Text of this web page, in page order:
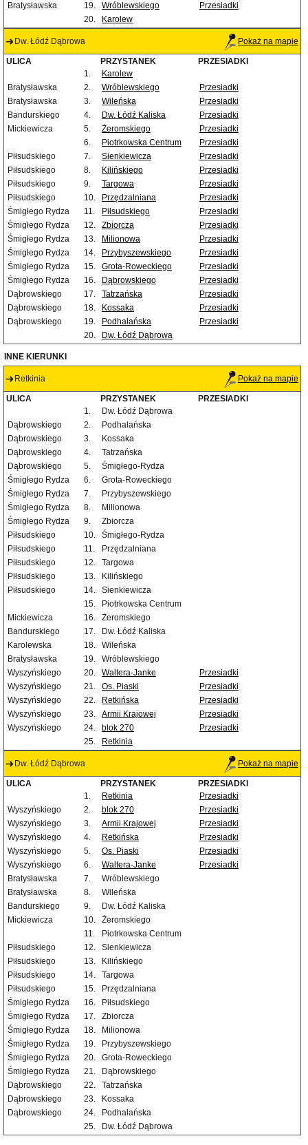
Bratysławska
19. Wróblewskiego
Przesiadki
20.
Karolew
Dw. Łódź Dąbrowa Pokaż na mapie
ULICA PRZYSTANEK
PRZESIADKI
1.
Karolew
Bratysławska
2. Wróblewskiego
Przesiadki
Bratysławska
3. Wileńska
Przesiadki
Bandurskiego
4. Dw. Łódź Kaliska
Przesiadki
Mickiewicza
5. Żeromskiego
Przesiadki
6.
Piotrkowska Centrum
Przesiadki
Piłsudskiego
7. Sienkiewicza
Przesiadki
Piłsudskiego
8. Kilińskiego
Przesiadki
Piłsudskiego
9. Targowa
Przesiadki
Piłsudskiego
10. Przędzalniana
Przesiadki
Śmigłego Rydza
11. Piłsudskiego
Przesiadki
Śmigłego Rydza
12. Zbiorcza
Przesiadki
Śmigłego Rydza
13. Milionowa
Przesiadki
Śmigłego Rydza
14. Przybyszewskiego
Przesiadki
Śmigłego Rydza
15. Grota-Roweckiego
Przesiadki
Śmigłego Rydza
16. Dąbrowskiego
Przesiadki
Dąbrowskiego
17. Tatrzańska
Przesiadki
Dąbrowskiego
18. Kossaka
Przesiadki
Dąbrowskiego
19. Podhalańska
Przesiadki
20.
Dw. Łódź Dąbrowa
INNE KIERUNKI
Retkinia Pokaż na mapie
ULICA PRZYSTANEK
PRZESIADKI
1.
Dw. Łódź Dąbrowa
Dąbrowskiego
2.
Podhalańska
Dąbrowskiego
3.
Kossaka
Dąbrowskiego
4.
Tatrzańska
Dąbrowskiego
5.
Śmigłego-Rydza
Śmigłego Rydza
6.
Grota-Roweckiego
Śmigłego Rydza
7.
Przybyszewskiego
Śmigłego Rydza
8.
Milionowa
Śmigłego Rydza
9.
Zbiorcza
Piłsudskiego
10.
Śmigłego-Rydza
Piłsudskiego
11.
Przędzalniana
Piłsudskiego
12.
Targowa
Piłsudskiego
13.
Kilińskiego
Piłsudskiego
14.
Sienkiewicza
15.
Piotrkowska Centrum
Mickiewicza
16.
Żeromskiego
Bandurskiego
17.
Dw. Łódź Kaliska
Karolewska
18.
Wileńska
Bratysławska
19.
Wróblewskiego
Wyszyńskiego
20. Waltera-Janke
Przesiadki
Wyszyńskiego
21. Os. Piaski
Przesiadki
Wyszyńskiego
22. Retkińska
Przesiadki
Wyszyńskiego
23. Armii Krajowej
Przesiadki
Wyszyńskiego
24. blok 270
Przesiadki
25.
Retkinia
Dw. Łódź Dąbrowa Pokaż na mapie
ULICA PRZYSTANEK
PRZESIADKI
1.
Retkinia
Przesiadki
Wyszyńskiego
2. blok 270
Przesiadki
Wyszyńskiego
3. Armii Krajowej
Przesiadki
Wyszyńskiego
4. Retkińska
Przesiadki
Wyszyńskiego
5. Os. Piaski
Przesiadki
Wyszyńskiego
6. Waltera-Janke
Przesiadki
Bratysławska
7.
Wróblewskiego
Bratysławska
8.
Wileńska
Bandurskiego
9.
Dw. Łódź Kaliska
Mickiewicza
10.
Żeromskiego
11.
Piotrkowska Centrum
Piłsudskiego
12.
Sienkiewicza
Piłsudskiego
13.
Kilińskiego
Piłsudskiego
14.
Targowa
Piłsudskiego
15.
Przędzalniana
Śmigłego Rydza
16.
Piłsudskiego
Śmigłego Rydza
17.
Zbiorcza
Śmigłego Rydza
18.
Milionowa
Śmigłego Rydza
19.
Przybyszewskiego
Śmigłego Rydza
20.
Grota-Roweckiego
Śmigłego Rydza
21.
Dąbrowskiego
Dąbrowskiego
22.
Tatrzańska
Dąbrowskiego
23.
Kossaka
Dąbrowskiego
24.
Podhalańska
25.
Dw. Łódź Dąbrowa